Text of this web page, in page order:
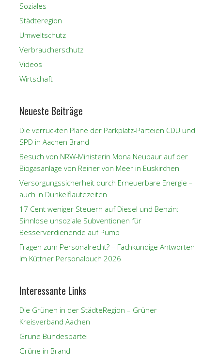
Soziales
Städteregion
Umweltschutz
Verbraucherschutz
Videos
Wirtschaft
Neueste Beiträge
Die verrückten Pläne der Parkplatz-Parteien CDU und
SPD in Aachen Brand
Besuch von NRW-Ministerin Mona Neubaur auf der
Biogasanlage von Reiner von Meer in Euskirchen
Versorgungssicherheit durch Erneuerbare Energie –
auch in Dunkelflautezeiten
17 Cent weniger Steuern auf Diesel und Benzin:
Sinnlose unsoziale Subventionen für
Besserverdienende auf Pump
Fragen zum Personalrecht? – Fachkundige Antworten
im Küttner Personalbuch 2026
Interessante Links
Die Grünen in der StädteRegion – Grüner
Kreisverband Aachen
Grüne Bundespartei
Grüne in Brand